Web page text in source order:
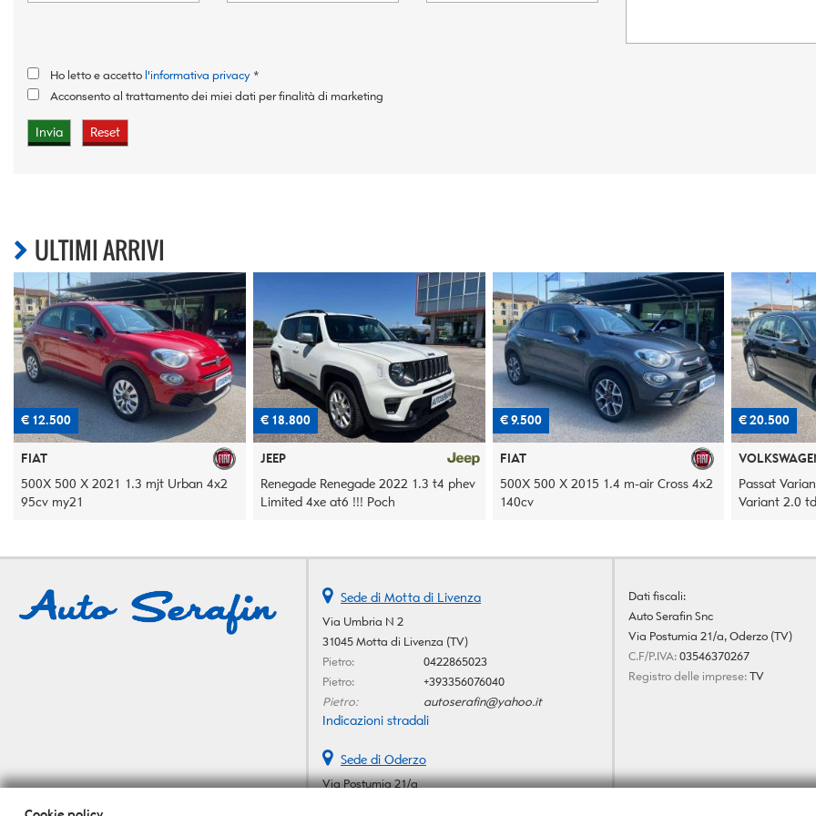
Ho letto e accetto l'informativa privacy *
Acconsento al trattamento dei miei dati per finalità di marketing
ULTIMI ARRIVI
€ 18.800
JEEP
Renegade Renegade 2022 1.3 t4 phev
Limited 4xe at6 !!! Poch
€ 9.500
FIAT
500X 500 X 2015 1.4 m-air Cross 4x2
140cv
€ 20.500
VOLKSWAGEN
Passat Variant Passat VIII 2019
Variant 2.0 tdi Business 150cv ds
€ 9.500
FIAT
Panda
hybrid s
Sede di Motta di Livenza
Via Umbria N 2
31045 Motta di Livenza (TV)
Pietro:
0422865023
Pietro:
+393356076040
Pietro:
autoserafin@yahoo.it
Indicazioni stradali
Sede di Oderzo
Via Postumia 21/a
Dati fiscali:
Auto Serafin Snc
Via Postumia 21/a, Oderzo (TV)
C.F/P.IVA:03546370267
Registro delle imprese:TV